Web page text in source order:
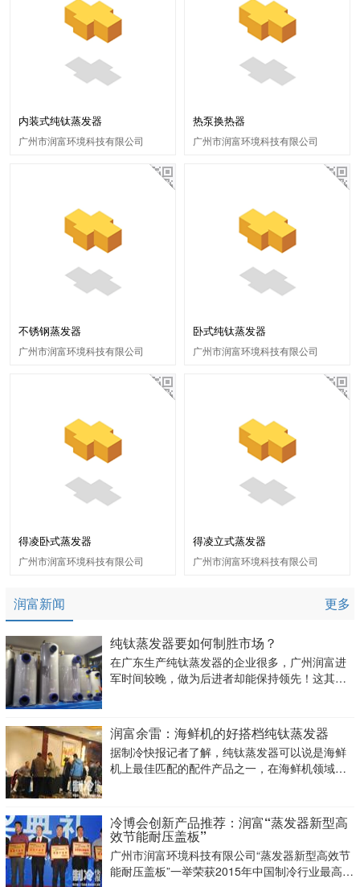
内装式纯钛蒸发器
广州市润富环境科技有限公司
热泵换热器
广州市润富环境科技有限公司
不锈钢蒸发器
广州市润富环境科技有限公司
卧式纯钛蒸发器
广州市润富环境科技有限公司
得凌卧式蒸发器
广州市润富环境科技有限公司
得凌立式蒸发器
广州市润富环境科技有限公司
润富新闻 更多
纯钛蒸发器要如何制胜市场？
在广东生产纯钛蒸发器的企业很多，广州润富进
军时间较晚，做为后进者却能保持领先！这其中
润富余雷：海鲜机的好搭档纯钛蒸发器
据制冷快报记者了解，纯钛蒸发器可以说是海鲜
机上最佳匹配的配件产品之一，在海鲜机领域纯
品深受现场观众的喜爱。于是记者采访到广州润
富余总：“钛对氯具有
冷博会创新产品推荐：润富“蒸发器新型高
效节能耐压盖板”
广州市润富环境科技有限公司“蒸发器新型高效节
能耐压盖板”一举荣获2015年中国制冷行业最高奖